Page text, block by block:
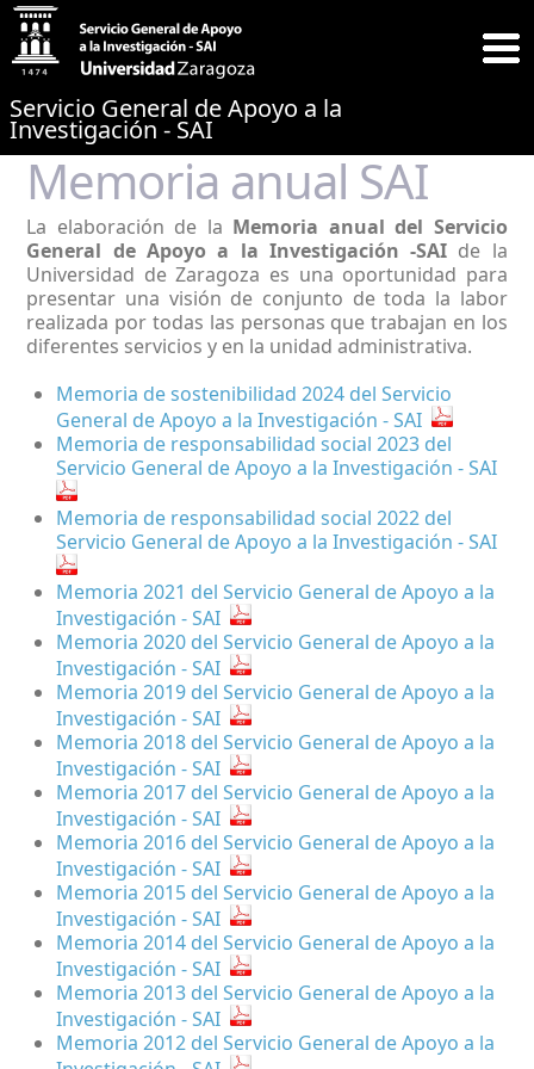
Servicio General de Apoyo a la
Investigación - SAI
Memoria anual SAI
La elaboración de la Memoria anual del Servicio
General de Apoyo a la Investigación -SAI de la
Universidad de Zaragoza es una oportunidad para
presentar una visión de conjunto de toda la labor
realizada por todas las personas que trabajan en los
diferentes servicios y en la unidad administrativa.
Memoria de sostenibilidad 2024 del Servicio
General de Apoyo a la Investigación - SAI
Memoria de responsabilidad social 2023 del
Servicio General de Apoyo a la Investigación - SAI
Memoria de responsabilidad social 2022 del
Servicio General de Apoyo a la Investigación - SAI
Memoria 2021 del Servicio General de Apoyo a la
Investigación - SAI
Memoria 2020 del Servicio General de Apoyo a la
Investigación - SAI
Memoria 2019 del Servicio General de Apoyo a la
Investigación - SAI
Memoria 2018 del Servicio General de Apoyo a la
Investigación - SAI
Memoria 2017 del Servicio General de Apoyo a la
Investigación - SAI
Memoria 2016 del Servicio General de Apoyo a la
Investigación - SAI
Memoria 2015 del Servicio General de Apoyo a la
Investigación - SAI
Memoria 2014 del Servicio General de Apoyo a la
Investigación - SAI
Memoria 2013 del Servicio General de Apoyo a la
Investigación - SAI
Memoria 2012 del Servicio General de Apoyo a la